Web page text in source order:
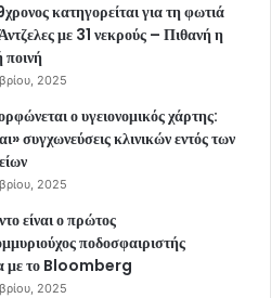
κατηγορείται για τη φωτιά
με 31 νεκρούς – Πιθανή η
ποινή
2025
ο υγειονομικός χάρτης:
συγχωνεύσεις κλινικών εντός των
2025
είναι ο πρώτος
ποδοσφαιριστής
με το Bloomberg
2025